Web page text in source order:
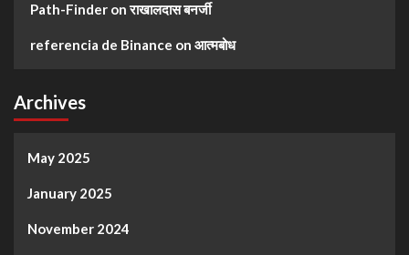
Path-Finder onराखालदास बनर्जी
referencia de Binance on आत्मबोध
Archives
May 2025
January 2025
November 2024